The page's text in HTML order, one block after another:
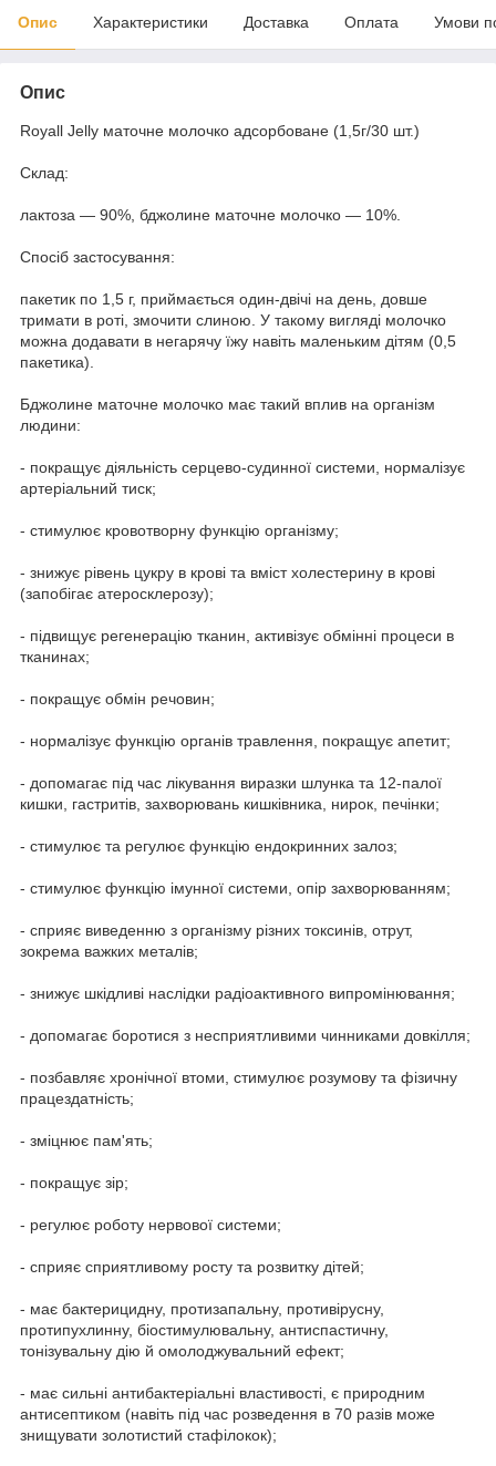
Опис Характеристики Доставка Оплата Умови
Опис
Royall Jelly маточне молочко адсорбоване (1,5г/30 шт.)
Склад:
лактоза — 90%, бджолине маточне молочко — 10%.
Спосіб застосування:
пакетик по 1,5 г, приймається один-двічі на день, довше
тримати в роті, змочити слиною. У такому вигляді молочко
можна додавати в негарячу їжу навіть маленьким дітям (0,5
пакетика).
Бджолине маточне молочко має такий вплив на організм
людини:
- покращує діяльність серцево-судинної системи, нормалізує
артеріальний тиск;
- стимулює кровотворну функцію організму;
- знижує рівень цукру в крові та вміст холестерину в крові
(запобігає атеросклерозу);
- підвищує регенерацію тканин, активізує обмінні процеси в
тканинах;
- покращує обмін речовин;
- нормалізує функцію органів травлення, покращує апетит;
- допомагає під час лікування виразки шлунка та 12-палої
кишки, гастритів, захворювань кишківника, нирок, печінки;
- стимулює та регулює функцію ендокринних залоз;
- стимулює функцію імунної системи, опір захворюванням;
- сприяє виведенню з організму різних токсинів, отрут,
зокрема важких металів;
- знижує шкідливі наслідки радіоактивного випромінювання;
- допомагає боротися з несприятливими чинниками довкілля;
- позбавляє хронічної втоми, стимулює розумову та фізичну
працездатність;
- зміцнює пам'ять;
- покращує зір;
- регулює роботу нервової системи;
- сприяє сприятливому росту та розвитку дітей;
- має бактерицидну, протизапальну, противірусну,
протипухлинну, біостимулювальну, антиспастичну,
тонізувальну дію й омолоджувальний ефект;
- має сильні антибактеріальні властивості, є природним
антисептиком (навіть під час розведення в 70 разів може
знищувати золотистий стафілокок);